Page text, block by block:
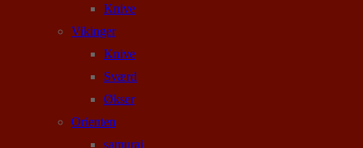
Knive
Vikinger
Knive
Sværd
Økser
Orienten
samurai